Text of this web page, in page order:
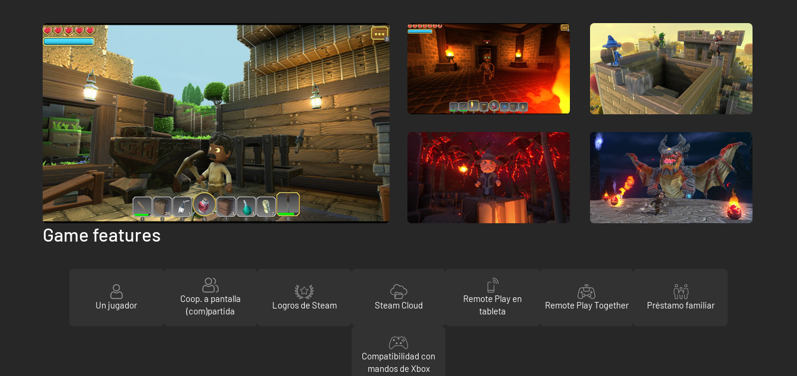
Game features
Un jugador
Coop. a pantalla
(com)partida
Logros de Steam Steam Cloud
Remote Play en
tableta
Remote Play Together Préstamo familiar
Compatibilidad con
mandos de Xbox